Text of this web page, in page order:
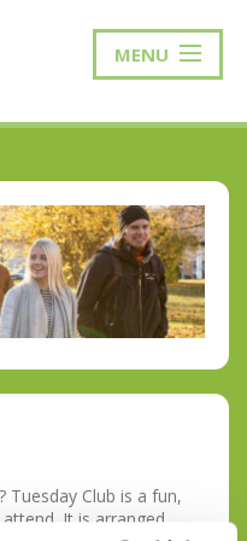
MENU
Tuesday Club is a fun,
It is arranged